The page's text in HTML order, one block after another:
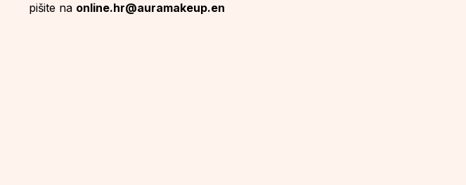
pišite na online.hr@auramakeup.en